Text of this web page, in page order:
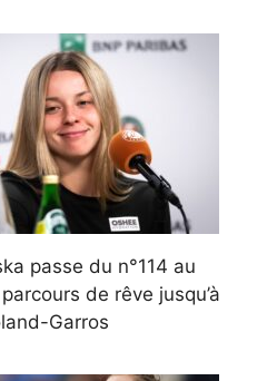
passe du n°114 au
de rêve jusqu’à
Garros